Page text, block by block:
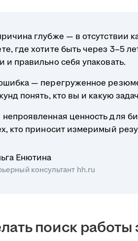
глубже — в отсутствии
где хотите быть через 3–5
и правильно себя упаковать.
— перегруженное
понять, кто вы и какую
ценность для
кто приносит измеримый
Енютина
консультант hh.ru
поиск